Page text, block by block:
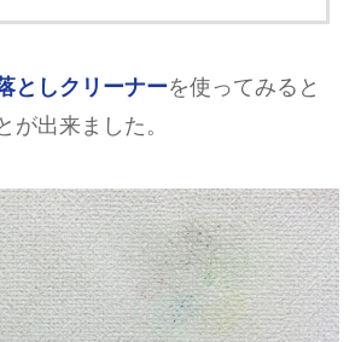
としクリーナーを使ってみると
が出来ました。